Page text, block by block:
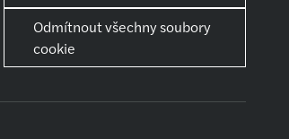
Sdílet
Odmítnout všechny soubory
cookie